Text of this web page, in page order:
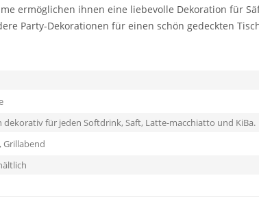
ermöglichen ihnen eine liebevolle Dekoration für
Party-Dekorationen für einen schön gedeckten
dekorativ für jeden Softdrink, Saft, Latte-macchiatto und KiBa.
Grillabend